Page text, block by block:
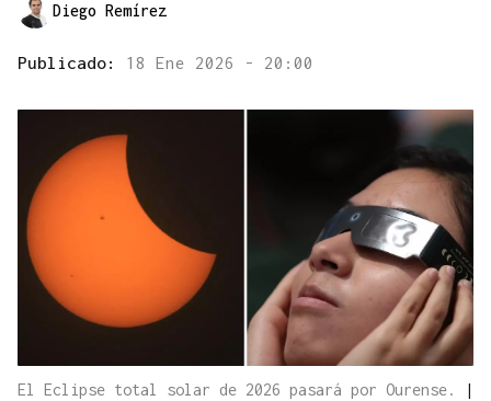
Diego Remírez
Publicado: 18 Ene 2026 - 20:00
El Eclipse total solar de 2026 pasará por Ourense.
|